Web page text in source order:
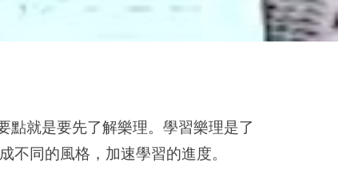
點就是要先了解樂理。學習樂理是了
不同的風格，加速學習的進度。